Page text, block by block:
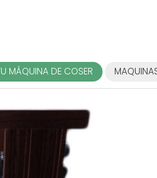
MÁQUINA DE COSER